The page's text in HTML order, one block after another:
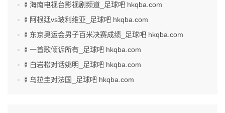
🍢海南电视台影视剧频道_足球吧 hkqba.com
🍢阿根廷vs玻利维亚_足球吧 hkqba.com
🍢东京奥运会男子百米决赛成绩_足球吧 hkqba.com
🍢一首歌倾诉所有_足球吧 hkqba.com
🍢白岩松对话姚明_足球吧 hkqba.com
🍢乌拉圭对法国_足球吧 hkqba.com